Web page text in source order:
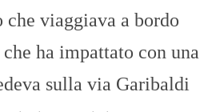
viaggiava a bordo
ha impattato con una
sulla via Garibaldi